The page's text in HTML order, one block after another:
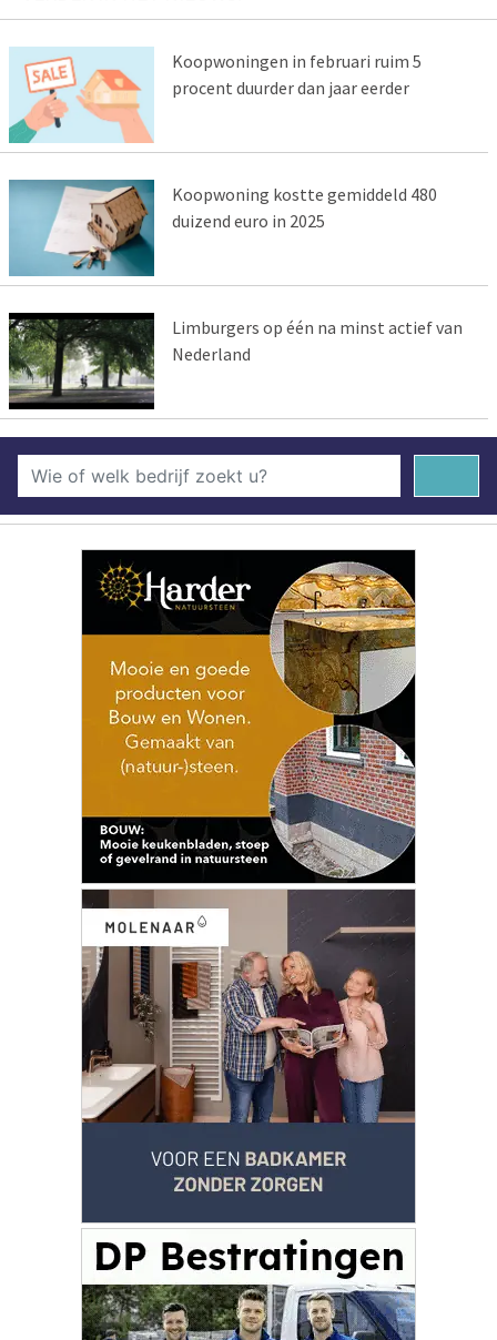
Koopwoningen in februari ruim 5
procent duurder dan jaar eerder
Koopwoning kostte gemiddeld 480
duizend euro in 2025
Limburgers op één na minst actief van
Nederland